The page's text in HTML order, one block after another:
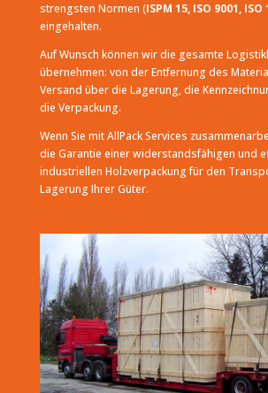
strengsten Normen (ISPM 15, ISO 9001,
eingehalten.
Auf Wunsch können wir die gesamte
übernehmen: von der Entfernung des
Versand über die Lagerung, die
die Verpackung.
Wenn Sie mit AllPack Services
die Garantie einer widerstandsfähigen und
industriellen Holzverpackung für den
Lagerung Ihrer Güter.